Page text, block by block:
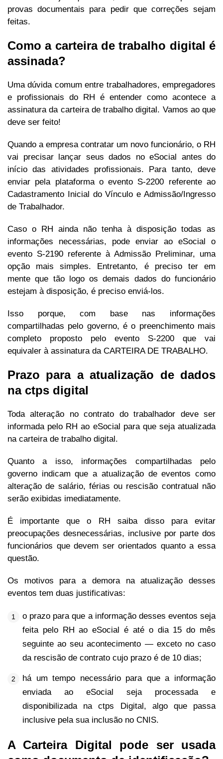
provas documentais para pedir que correções sejam
feitas.
Como a carteira de trabalho digital é
assinada?
Uma dúvida comum entre trabalhadores, empregadores
e profissionais do RH é entender como acontece a
assinatura da carteira de trabalho digital. Vamos ao que
deve ser feito!
Quando a empresa contratar um novo funcionário, o RH
vai precisar lançar seus dados no eSocial antes do
início das atividades profissionais. Para tanto, deve
enviar pela plataforma o evento S-2200 referente ao
Cadastramento Inicial do Vínculo e Admissão/Ingresso
de Trabalhador.
Caso o RH ainda não tenha à disposição todas as
informações necessárias, pode enviar ao eSocial o
evento S-2190 referente à Admissão Preliminar, uma
opção mais simples. Entretanto, é preciso ter em
mente que tão logo os demais dados do funcionário
estejam à disposição, é preciso enviá-los.
Isso porque, com base nas informações
compartilhadas pelo governo, é o preenchimento mais
completo proposto pelo evento S-2200 que vai
equivaler à assinatura da CARTEIRA DE TRABALHO.
Prazo para a atualização de dados
na ctps digital
Toda alteração no contrato do trabalhador deve ser
informada pelo RH ao eSocial para que seja atualizada
na carteira de trabalho digital.
Quanto a isso, informações compartilhadas pelo
governo indicam que a atualização de eventos como
alteração de salário, férias ou rescisão contratual não
serão exibidas imediatamente.
É importante que o RH saiba disso para evitar
preocupações desnecessárias, inclusive por parte dos
funcionários que devem ser orientados quanto a essa
questão.
Os motivos para a demora na atualização desses
eventos tem duas justificativas:
o prazo para que a informação desses eventos seja
feita pelo RH ao eSocial é até o dia 15 do mês
seguinte ao seu acontecimento ― exceto no caso
da rescisão de contrato cujo prazo é de 10 dias;
há um tempo necessário para que a informação
enviada ao eSocial seja processada e
disponibilizada na ctps Digital, algo que passa
inclusive pela sua inclusão no CNIS.
A Carteira Digital pode ser usada